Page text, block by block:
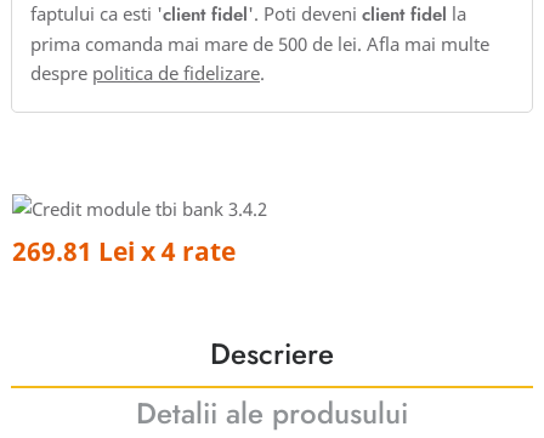
faptului ca esti 'client fidel'. Poti deveni client fidel la
prima comanda mai mare de 500 de lei. Afla mai multe
despre politica de fidelizare.
269.81 Lei x 4 rate
Descriere
Detalii ale produsului